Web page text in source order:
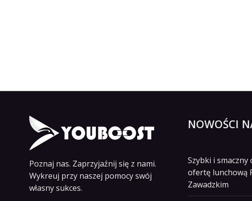
Poznaj nas. Zaprzyjaźnij się z nami.
Wykreuj przy naszej pomocy swój
własny sukces.
NOWOŚCI
Szybki i smaczny
ofertę lunchową
Zawadzkim